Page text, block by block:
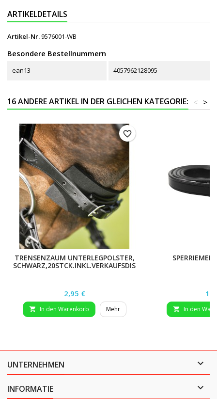
ARTIKELDETAILS
Artikel-Nr.9576001-WB
Besondere Bestellnummern
ean13 4057962128095
16 ANDERE ARTIKEL IN DER GLEICHEN KATEGORIE: >
<
TRENSENZAUM UNTERLEGPOLSTER,
SCHWARZ,20STCK.INKL.VERKAUFSDIS
Preis
2,95 €
 In den Warenkorb Mehr
favorite_border
 In den
UNTERNEHMEN 
INFORMATIE 